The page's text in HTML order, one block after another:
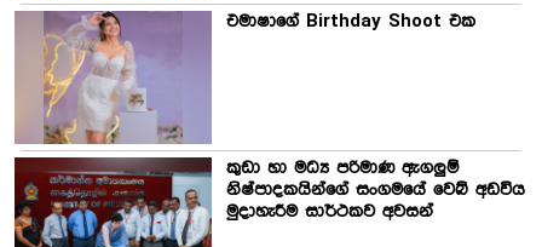
එමාෂාගේ Birthday Shoot එක
කුඩා හා මධ්‍ය පරිමාණ ඇගලුම්
නිෂ්පාදකයින්ගේ සංගමයේ වෙබ් අඩවිය
මුදාහැරීම සාර්ථකව අවසන්